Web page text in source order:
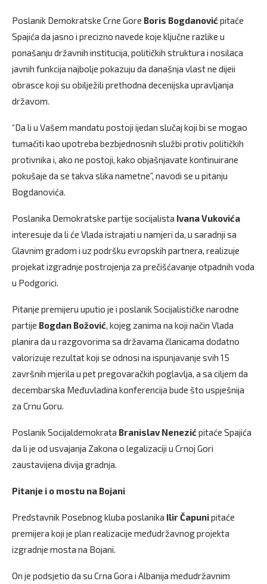
Poslanik Demokratske Crne Gore Boris Bogdanović pitaće
Spajića da jasno i precizno navede koje ključne razlike u
ponašanju državnih institucija, političkih struktura i nosilaca
javnih funkcija najbolje pokazuju da današnja vlast ne dijeii
obrasce koji su obilježili prethodna decenijska upravljanja
državom.
“Da li u Vašem mandatu postoji ijedan slučaj koji bi se mogao
tumačiti kao upotreba bezbjednosnih službi protiv političkih
protivnika i, ako ne postoji, kako objašnjavate kontinuirane
pokušaje da se takva slika nametne”, navodi se u pitanju
Bogdanovića.
Poslanika Demokratske partije socijalista Ivana Vukovića
interesuje da li će Vlada istrajati u namjeri da, u saradnji sa
Glavnim gradom i uz podršku evropskih partnera, realizuje
projekat izgradnje postrojenja za prečišćavanje otpadnih voda
u Podgorici.
Pitanje premijeru uputio je i poslanik Socijalističke narodne
partije Bogdan Božović, kojeg zanima na koji način Vlada
planira da u razgovorima sa državama članicama dodatno
valorizuje rezultat koji se odnosi na ispunjavanje svih 15
završnih mjerila u pet pregovaračkih poglavlja, a sa ciljem da
decembarska Međuvladina konferencija bude što uspješnija
za Crnu Goru.
Poslanik Socijaldemokrata Branislav Nenezić pitaće Spajića
da li je od usvajanja Zakona o legalizaciji u Crnoj Gori
zaustavijena divija gradnja.
Pitanje i o mostu na Bojani
Predstavnik Posebnog kluba poslanika Ilir Čapunipitaće
premijera koji je plan realizacije međudržavnog projekta
izgradnje mosta na Bojani.
On je podsjetio da su Crna Gora i Albanija međudržavnim